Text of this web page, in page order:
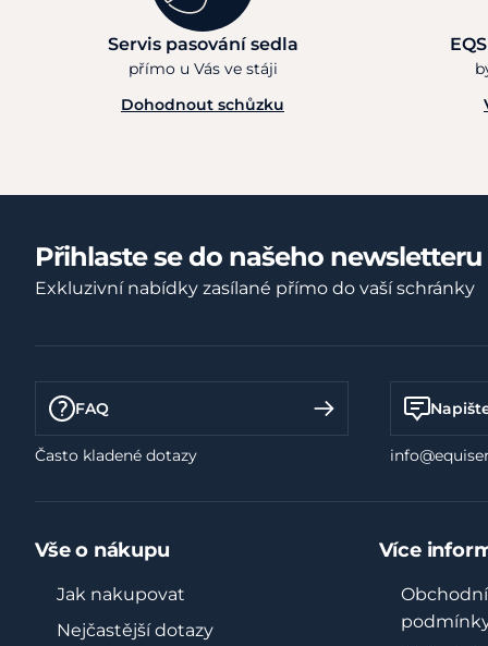
Servis pasování sedla
přímo u Vás ve stáji
Dohodnout schůzku
Přihlaste se do našeho newsletteru
Exkluzivní nabídky zasílané přímo do vaší schránky
FAQ
Často kladené dotazy
Vše o nákupu
Jak nakupovat
Nejčastější dotazy
Více
Obchodní